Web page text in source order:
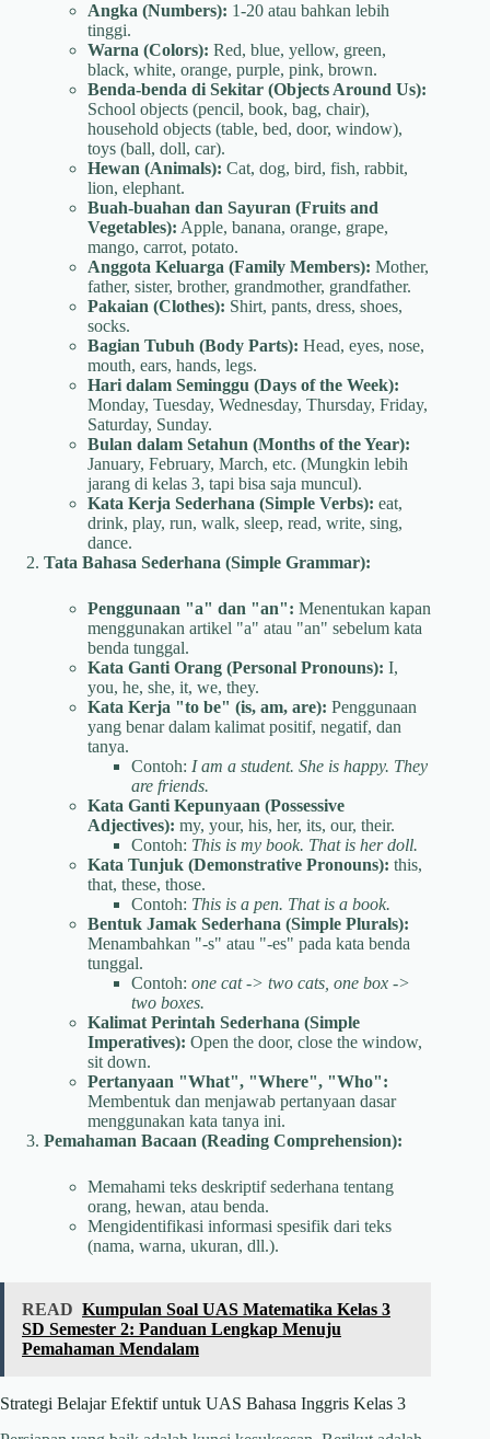
Angka (Numbers): 1-20 atau bahkan lebih
tinggi.
Warna (Colors): Red, blue, yellow, green,
black, white, orange, purple, pink, brown.
Benda-benda di Sekitar (Objects Around Us):
School objects (pencil, book, bag, chair),
household objects (table, bed, door, window),
toys (ball, doll, car).
Hewan (Animals): Cat, dog, bird, fish, rabbit,
lion, elephant.
Buah-buahan dan Sayuran (Fruits and
Vegetables): Apple, banana, orange, grape,
mango, carrot, potato.
Anggota Keluarga (Family Members): Mother,
father, sister, brother, grandmother, grandfather.
Pakaian (Clothes): Shirt, pants, dress, shoes,
socks.
Bagian Tubuh (Body Parts): Head, eyes, nose,
mouth, ears, hands, legs.
Hari dalam Seminggu (Days of the Week):
Monday, Tuesday, Wednesday, Thursday, Friday,
Saturday, Sunday.
Bulan dalam Setahun (Months of the Year):
January, February, March, etc. (Mungkin lebih
jarang di kelas 3, tapi bisa saja muncul).
Kata Kerja Sederhana (Simple Verbs): eat,
drink, play, run, walk, sleep, read, write, sing,
dance.
Tata Bahasa Sederhana (Simple Grammar):
Penggunaan "a" dan "an": Menentukan kapan
menggunakan artikel "a" atau "an" sebelum kata
benda tunggal.
Kata Ganti Orang (Personal Pronouns): I,
you, he, she, it, we, they.
Kata Kerja "to be" (is, am, are): Penggunaan
yang benar dalam kalimat positif, negatif, dan
tanya.
Contoh: I am a student. She is happy. They
are friends.
Kata Ganti Kepunyaan (Possessive
Adjectives): my, your, his, her, its, our, their.
Contoh: This is my book. That is her doll.
Kata Tunjuk (Demonstrative Pronouns): this,
that, these, those.
Contoh: This is a pen. That is a book.
Bentuk Jamak Sederhana (Simple Plurals):
Menambahkan "-s" atau "-es" pada kata benda
tunggal.
Contoh: one cat -> two cats, one box ->
two boxes.
Kalimat Perintah Sederhana (Simple
Imperatives): Open the door, close the window,
sit down.
Pertanyaan "What", "Where", "Who":
Membentuk dan menjawab pertanyaan dasar
menggunakan kata tanya ini.
Pemahaman Bacaan (Reading Comprehension):
Memahami teks deskriptif sederhana tentang
orang, hewan, atau benda.
Mengidentifikasi informasi spesifik dari teks
(nama, warna, ukuran, dll.).
READ Kumpulan Soal UAS Matematika Kelas 3
SD Semester 2: Panduan Lengkap Menuju
Pemahaman Mendalam
Strategi Belajar Efektif untuk UAS Bahasa Inggris Kelas 3